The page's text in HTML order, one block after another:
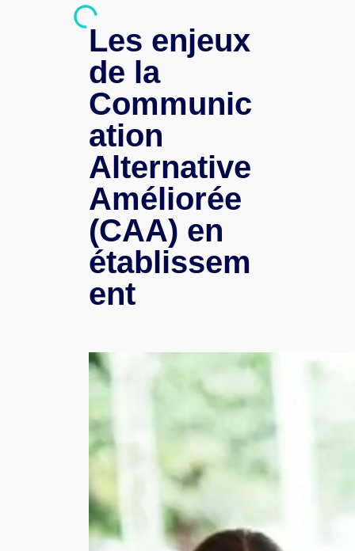
Les enjeux
de la
Communic
ation
Alternative
Améliorée
(CAA) en
établissem
ent